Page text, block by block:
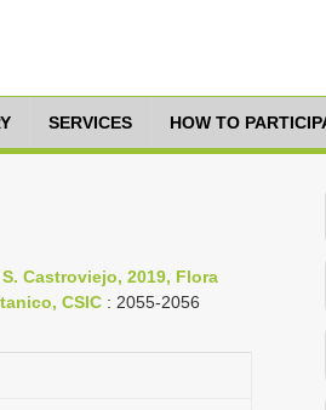
SERVICES HOW TO
Castroviejo, 2019, Flora
CSIC : 2055-2056